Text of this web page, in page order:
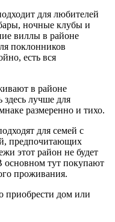
для любителей
ночные клубы и
виллы в районе
поклонников
есть вся
в районе
лучше для
размеренно и тихо.
для семей с
предпочитающих
этот район не будет
основном тут покупают
проживания.
приобрести дом или